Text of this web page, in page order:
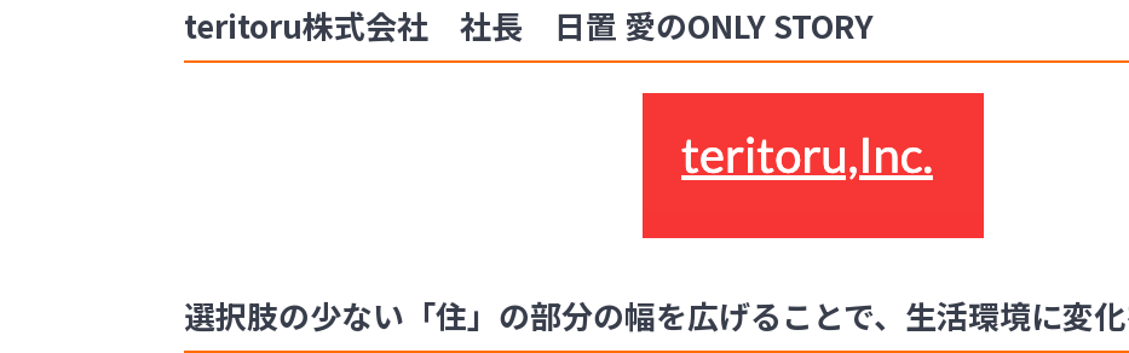
teritoru株式会社 社長 日置 愛のONLY STORY
選択肢の少ない「住」の部分の幅を広げることで、生活環境に変